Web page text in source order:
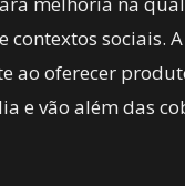
contextos sociais.
ao oferecer
e vão além das